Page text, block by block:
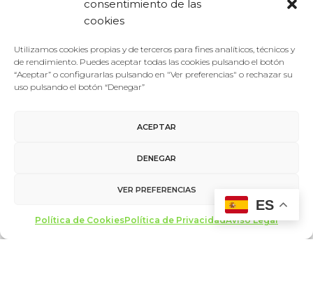
consentimiento de las
cookies
Utilizamos cookies propias y de terceros para fines analíticos, técnicos y
de rendimiento. Puedes aceptar todas las cookies pulsando el botón
“Aceptar” o configurarlas pulsando en "Ver preferencias" o rechazar su
uso pulsando el botón “Denegar”
ACEPTAR
DENEGAR
VER PREFERENCIAS
Política de CookiesPolítica de PrivacidadAviso Legal
Odile Rodríguez de la Fuente se licenció Cum Laude en
Ciencias Biológicas y Producción de Cine en USC, Los
Angeles.…
ES